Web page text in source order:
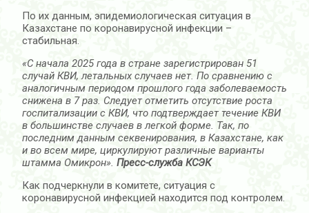
По их данным, эпидемиологическая ситуация в
Казахстане по коронавирусной инфекции –
стабильная.
«С начала 2025 года в стране зарегистрирован 51
случай КВИ, летальных случаев нет. По сравнению с
аналогичным периодом прошлого года заболеваемость
снижена в 7 раз. Следует отметить отсутствие роста
госпитализации с КВИ, что подтверждает течение КВИ
в большинстве случаев в легкой форме. Так, по
последним данным секвенирования, в Казахстане, как
и во всем мире, циркулируют различные варианты
штамма Омикрон». Пресс-служба КСЭК
Как подчеркнули в комитете, ситуация с
коронавирусной инфекцией находится под контролем.